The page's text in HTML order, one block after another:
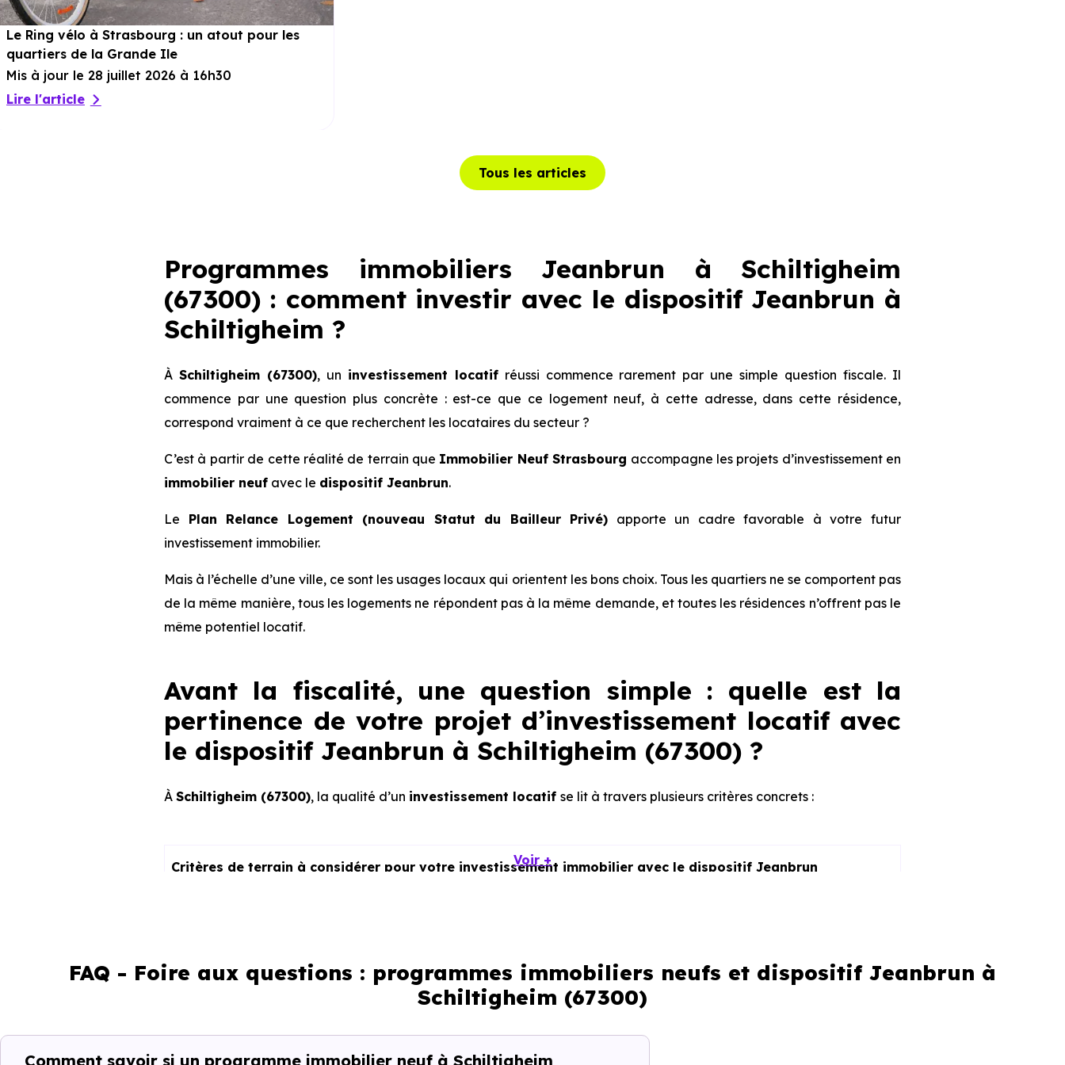
Le Ring vélo à Strasbourg : un atout pour les
quartiers de la Grande Ile
Mis à jour le 28 juillet 2026 à 16h30
Lire l'article
Tous les articles
Programmes immobiliers Jeanbrun à Schiltigheim
(67300) : comment investir avec le dispositif Jeanbrun à
Schiltigheim ?
À Schiltigheim (67300), un investissement locatifréussi commence rarement par une simple question fiscale. Il
commence par une question plus concrète : est-ce que ce logement neuf, à cette adresse, dans cette résidence,
correspond vraiment à ce que recherchent les locataires du secteur ?
C’est à partir de cette réalité de terrain que Immobilier Neuf Strasbourg accompagne les projets d’investissement en
immobilier neuf avec le dispositif Jeanbrun.
Le Plan Relance Logement (nouveau Statut du Bailleur Privé) apporte un cadre favorable à votre futur
investissement immobilier.
Mais à l’échelle d’une ville, ce sont les usages locaux qui orientent les bons choix. Tous les quartiers ne se comportent pas
de la même manière, tous les logements ne répondent pas à la même demande, et toutes les résidences n’offrent pas le
même potentiel locatif.
Avant la fiscalité, une question simple : quelle est la
pertinence de votre projet d’investissement locatif avec
le dispositif Jeanbrun à Schiltigheim (67300) ?
À Schiltigheim (67300), la qualité d’un investissement locatif se lit à travers plusieurs critères concrets :
Critères de terrain à considérer pour votre investissement immobilier avec le dispositif Jeanbrun
Voir +
FAQ - Foire aux questions : programmes immobiliers neufs et dispositif Jeanbrun à
Schiltigheim (67300)
Comment savoir si un programme immobilier neuf à Schiltigheim